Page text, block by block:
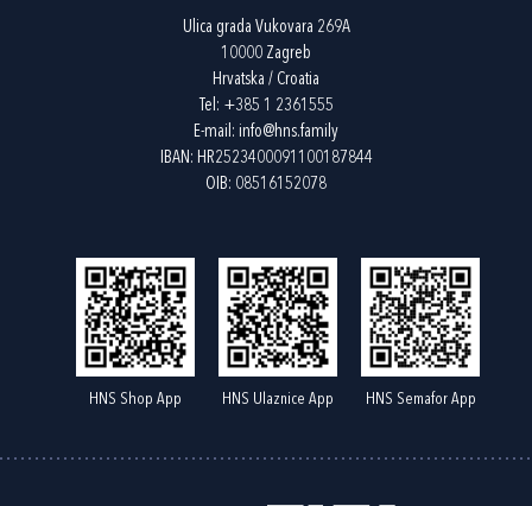
Ulica grada Vukovara 269A
10000 Zagreb
Hrvatska / Croatia
Tel: +385 1 2361555
E-mail: info@hns.family
IBAN: HR2523400091100187844
OIB: 08516152078
HNS Shop App HNS Ulaznice App HNS Semafor App